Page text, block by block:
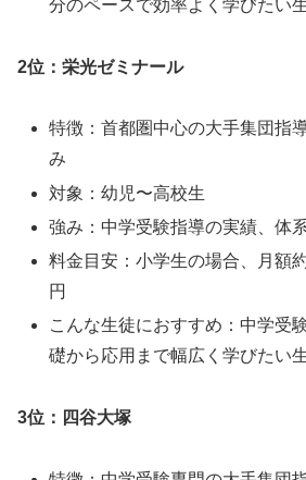
分のペースで効率よく学びたい
2位：栄光ゼミナール
特徴：首都圏中心の大手集団指
み
対象：幼児〜高校生
強み：中学受験指導の実績、体
料金目安：小学生の場合、月額
円
こんな生徒におすすめ：中学受
礎から応用まで幅広く学びたい
3位：四谷大塚